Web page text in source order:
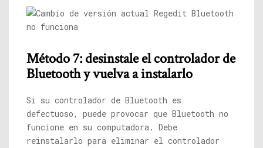
Método 7: desinstale el controlador de
Bluetooth y vuelva a instalarlo
Si su controlador de Bluetooth es
defectuoso, puede provocar que Bluetooth no
funcione en su computadora. Debe
reinstalarlo para eliminar el controlador